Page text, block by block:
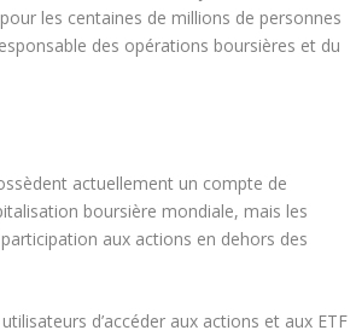
les centaines de millions de personnes
des opérations boursières et du
actuellement un compte de
boursière mondiale, mais les
aux actions en dehors des
d’accéder aux actions et aux ETF